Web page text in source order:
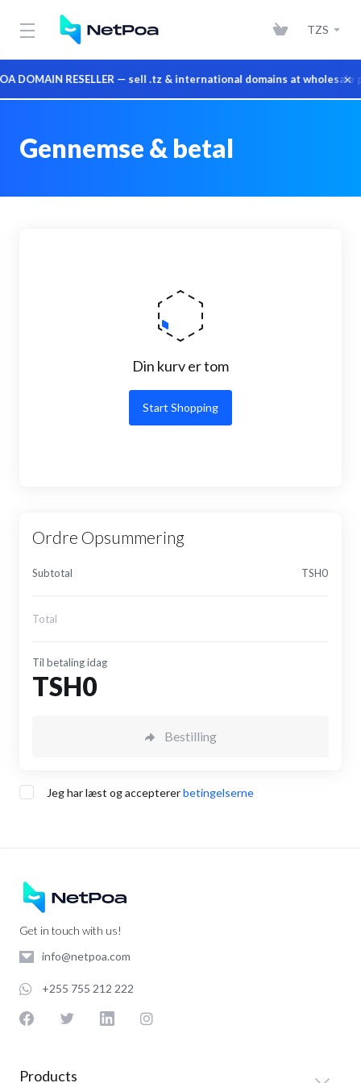
DOMAIN RESELLER — sell .tz & international domains at wholesale
×
TZS
Gennemse & betal
Din kurv er tom
Start Shopping
Ordre Opsummering
Subtotal TSH0
Total
Til betaling idag
TSH0
Bestilling
Jeg har læst og acceptererbetingelserne
Get in touch with us!
info@netpoa.com
+255 755 212 222
Products